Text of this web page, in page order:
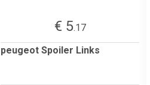
€ 5.17
peugeot Spoiler Links